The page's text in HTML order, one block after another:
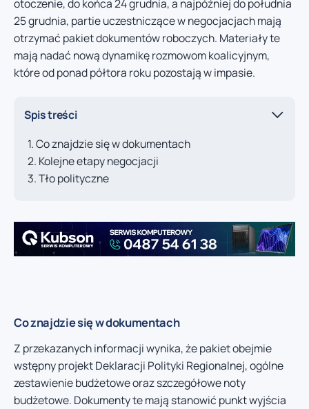
otoczenie, do końca 24 grudnia, a najpóźniej do południa
25 grudnia, partie uczestniczące w negocjacjach mają
otrzymać pakiet dokumentów roboczych. Materiały te
mają nadać nową dynamikę rozmowom koalicyjnym,
które od ponad półtora roku pozostają w impasie.
Spis treści
Co znajdzie się w dokumentach
Kolejne etapy negocjacji
Tło polityczne
Co znajdzie się w dokumentach
Z przekazanych informacji wynika, że pakiet obejmie
wstępny projekt Deklaracji Polityki Regionalnej, ogólne
zestawienie budżetowe oraz szczegółowe noty
budżetowe. Dokumenty te mają stanowić punkt wyjścia